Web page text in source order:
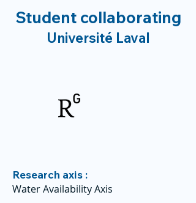
Student collaborating
Université Laval
Research axis :
Water Availability Axis